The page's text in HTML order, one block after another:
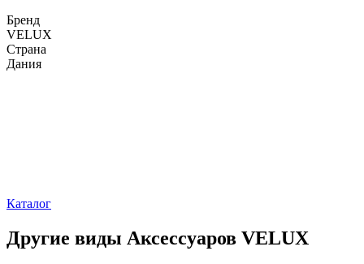
Бренд
VELUX
Страна
Дания
Каталог
Другие виды Аксессуаров VELUX